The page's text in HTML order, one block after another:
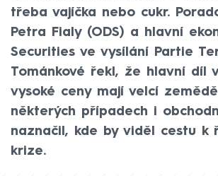
třeba vajíčka nebo cukr.
Petra Fialy (ODS) a hlavní
Securities ve vysílání Partie
Tománkové řekl, že hlavní díl
vysoké ceny mají velcí
některých případech i
naznačil, kde by viděl cestu k
krize.